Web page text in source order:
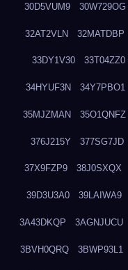
30D5VUM9 30W729OG
32AT2VLN 32MATDBP
33DY1V30 33T04ZZ0
34HYUF3N 34Y7PBO1
35MJZMAN 35O1QNFZ
376J215Y 377SG7JD
37X9FZP9 38J0SXQX
39D3U3A0 39LAIWA9
3A43DKQP 3AGNJUCU
3BVH0QRQ 3BWP93L1